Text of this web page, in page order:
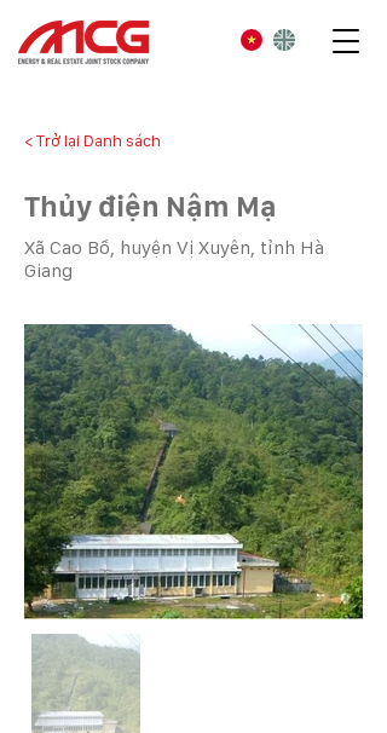
< Trở lại Danh sách
Thủy điện Nậm Mạ
Xã Cao Bồ, huyện Vị Xuyên, tỉnh Hà
Giang